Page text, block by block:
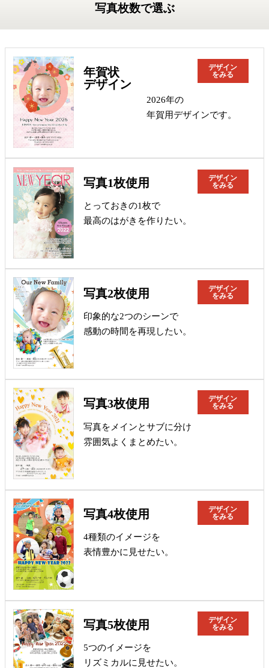
写真枚数で選ぶ
年賀状
デザイン
デザイン
をみる
2026年の
年賀用デザインです。
写真1枚使用
デザイン
をみる
とっておきの1枚で
最高のはがきを作りたい。
写真2枚使用
デザイン
をみる
印象的な2つのシーンで
感動の時間を再現したい。
写真3枚使用
デザイン
をみる
写真をメインとサブに分け
雰囲気よくまとめたい。
写真4枚使用
デザイン
をみる
4種類のイメージを
表情豊かに見せたい。
写真5枚使用
デザイン
をみる
5つのイメージを
リズミカルに見せたい。